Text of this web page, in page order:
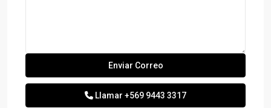
Llamar +569 9443 3317